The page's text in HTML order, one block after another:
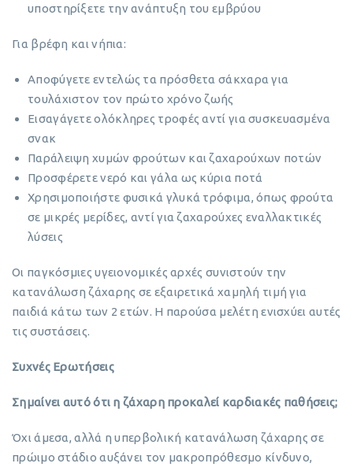
υποστηρίξετε την ανάπτυξη του εμβρύου
Για βρέφη και νήπια:
Αποφύγετε εντελώς τα πρόσθετα σάκχαρα για
τουλάχιστον τον πρώτο χρόνο ζωής
Εισαγάγετε ολόκληρες τροφές αντί για συσκευασμένα
σνακ
Παράλειψη χυμών φρούτων και ζαχαρούχων ποτών
Προσφέρετε νερό και γάλα ως κύρια ποτά
Χρησιμοποιήστε φυσικά γλυκά τρόφιμα, όπως φρούτα
σε μικρές μερίδες, αντί για ζαχαρούχες εναλλακτικές
λύσεις
Οι παγκόσμιες υγειονομικές αρχές συνιστούν την
κατανάλωση ζάχαρης σε εξαιρετικά χαμηλή τιμή για
παιδιά κάτω των 2 ετών. Η παρούσα μελέτη ενισχύει αυτές
τις συστάσεις.
Συχνές Ερωτήσεις
Σημαίνει αυτό ότι η ζάχαρη προκαλεί καρδιακές παθήσεις;
Όχι άμεσα, αλλά η υπερβολική κατανάλωση ζάχαρης σε
πρώιμο στάδιο αυξάνει τον μακροπρόθεσμο κίνδυνο,